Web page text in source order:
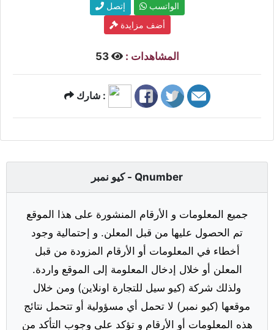
إتصل
الواتسب
أضف مزايدة
المشاهدات : 53
شارك :
كيو نمبر - Qnumber
جميع المعلومات و الأرقام المنشورة على هذا الموقع
تم الحصول عليها من قبل المعلن. و إحتمالية وجود
أخطاء في المعلومات أو الأرقام المزودة من قبل
المعلن أو خلال إدخال المعلومة إلى الموقع واردة.
ولذلك شركة (كيو سيل للتجارة اونلاين) ومن خلال
موقعها (كيو نمبر) لا تحمل أي مسؤولية أو تتحمل نتائج
هذه المعلومات أو الأرقام و تؤكد على وجوب التأكد من